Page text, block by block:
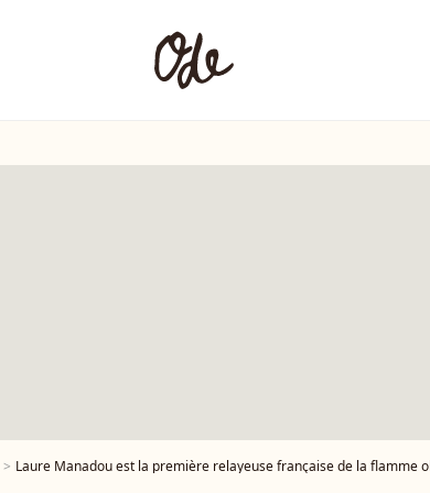
Laure Manadou est la première relayeuse française de la flamme olympique peu de temps après la cérémonie